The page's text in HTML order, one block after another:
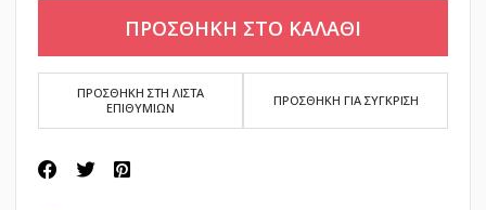
ΠΡΟΣΘΗΚΗ ΣΤΟ ΚΑΛΑΘΙ
ΠΡΟΣΘΗΚΗ ΣΤΗ ΛΙΣΤΑ
ΕΠΙΘΥΜΙΩΝ
ΠΡΟΣΘΗΚΗ ΓΙΑ ΣΥΓΚΡΙΣΗ